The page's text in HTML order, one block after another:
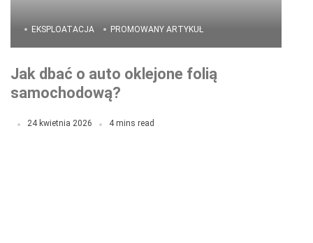
EKSPLOATACJA PROMOWANY ARTYKUŁ
Jak dbać o auto oklejone folią
samochodową?
24 kwietnia 2026 4 mins read